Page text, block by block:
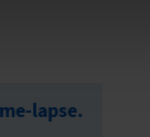
lapse.